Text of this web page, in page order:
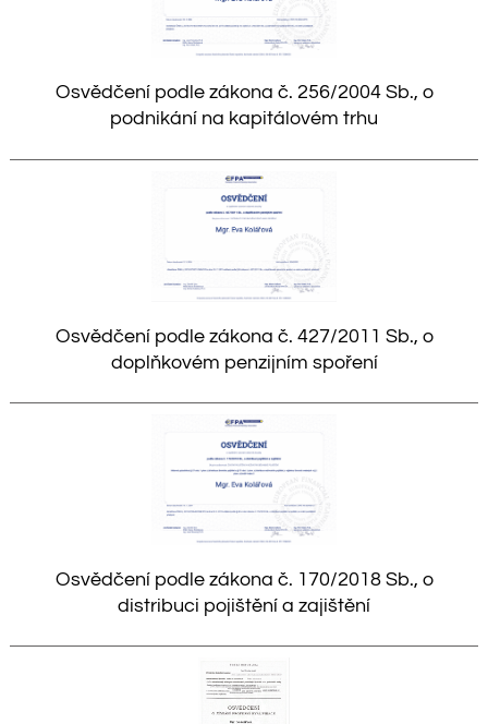
Osvědčení podle zákona č. 256/2004 Sb., o
podnikání na kapitálovém trhu
Osvědčení podle zákona č. 427/2011 Sb., o
doplňkovém penzijním spoření
Osvědčení podle zákona č. 170/2018 Sb., o
distribuci pojištění a zajištění